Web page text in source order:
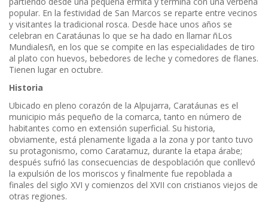
popular. En la festividad de San Marcos se reparte entre vecinos
y visitantes la tradicional rosca. Desde hace unos años se
celebran en Caratáunas lo que se ha dado en llamar ñLos
Mundialesñ, en los que se compite en las especialidades de tiro
al plato con huevos, bebedores de leche y comedores de flanes.
Tienen lugar en octubre.
Historia
Ubicado en pleno corazón de la Alpujarra, Caratáunas es el
municipio más pequeño de la comarca, tanto en número de
habitantes como en extensión superficial. Su historia,
obviamente, está plenamente ligada a la zona y por tanto tuvo
su protagonismo, como Caratamuz, durante la etapa árabe;
después sufrió las consecuencias de despoblación que conllevó
la expulsión de los moriscos y finalmente fue repoblada a
finales del siglo XVI y comienzos del XVII con cristianos viejos de
otras regiones.